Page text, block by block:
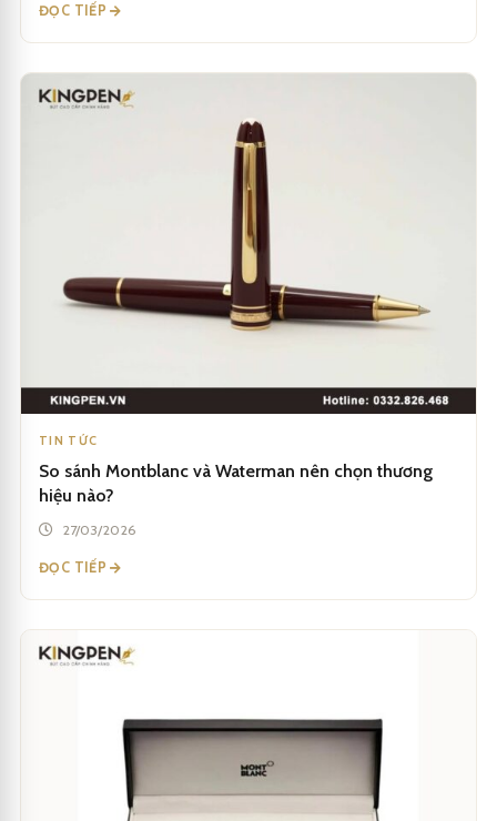
ĐỌC TIẾP
TIN TỨC
So sánh Montblanc và Waterman nên chọn thương
hiệu nào?
27/03/2026
ĐỌC TIẾP